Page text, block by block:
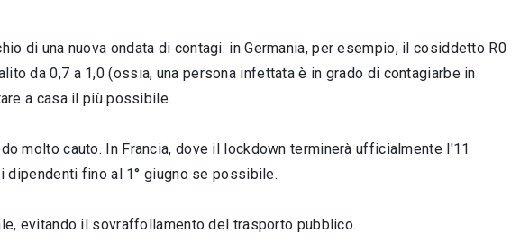
di una nuova ondata di contagi: in Germania, per esempio, il cosiddetto R0
da 0,7 a 1,0 (ossia, una persona infettata è in grado di contagiarbe in
a casa il più possibile.
molto cauto. In Francia, dove il lockdown terminerà ufficialmente l'11
dipendenti fino al 1° giugno se possibile.
evitando il sovraffollamento del trasporto pubblico.